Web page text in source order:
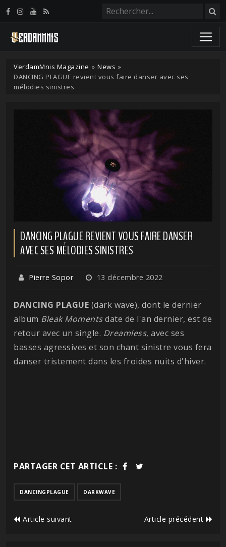
VerdamMnis Magazine » News »
DANCING PLAGUE revient vous faire danser avec ses
mélodies sinistres
DANCING PLAGUE REVIENT VOUS FAIRE DANSER
AVEC SES MÉLODIES SINISTRES
Pierre Sopor 13 décembre 2022
DANCING PLAGUE (dark wave), dont le dernier
album Bleak Momentsdate de l'an dernier, est de
retour avec un single. Dreamless, avec ses
basses agressives et son chant sinistre vous fera
danser tristement dans les froides nuits d'hiver.
PARTAGER CET ARTICLE :
DANCINGPLAGUE DARKWAVE
Article suivant Article précédent
Panneau de gestion des cookies